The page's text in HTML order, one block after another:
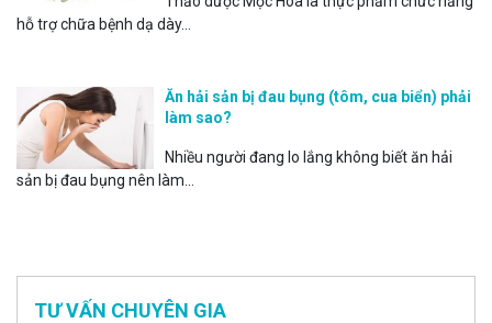
hỗ trợ chữa bệnh dạ dày...
Ăn hải sản bị đau bụng (tôm, cua biển) phải
làm sao?
Nhiều người đang lo lắng không biết ăn hải
sản bị đau bụng nên làm...
TƯ VẤN CHUYÊN GIA